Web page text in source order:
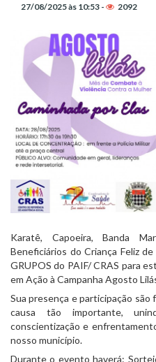
27/08/2025 às 10:53 - 2092
Karatê, Capoeira, Banda
Beneficiários do Criança Feliz
GRUPOS do PAIF/ CRAS para
em Ação à Campanha Agosto
Sua presença e participação
causa tão importante,
conscientização e
nosso município.
Durante o evento haverá: